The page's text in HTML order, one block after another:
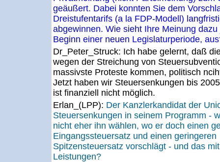
geäußert. Dabei konnten Sie dem
Dreistufentarifs (a la FDP-Modell)
abgewinnen. Wie sieht Ihre Meinung
Beginn einer neuen Legislaturperiode,
Dr_Peter_Struck: Ich habe gelernt, daß
wegen der Streichung von
massivste Proteste kommen, politisch
Jetzt haben wir Steuersenkungen bis
ist finanziell nicht möglich.
Erlan_(LPP): Der Kanzlerkandidat der
Steuersenkungen in seinem Programm -
nicht eher ihn wählen, wo er doch einen
Eingangssteuersatz und einen geringeren
Spitzensteuersatz vorschlägt - und das
Leistungen?